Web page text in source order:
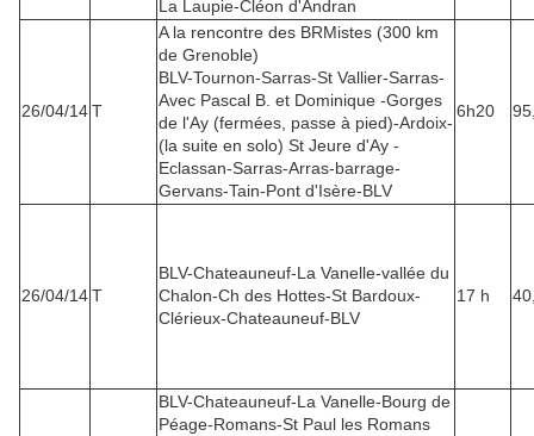
La Laupie-Cléon d'Andran
26/04/14T
A la rencontre des BRMistes (300 km
de Grenoble)
BLV-Tournon-Sarras-St Vallier-Sarras-
Avec Pascal B. et Dominique -Gorges
de l'Ay (fermées, passe à pied)-Ardoix-
(la suite en solo) St Jeure d'Ay -
Eclassan-Sarras-Arras-barrage-
Gervans-Tain-Pont d'Isère-BLV
6h20
26/04/14T
BLV-Chateauneuf-La Vanelle-vallée du
Chalon-Ch des Hottes-St Bardoux-
Clérieux-Chateauneuf-BLV
17 h
BLV-Chateauneuf-La Vanelle-Bourg de
Péage-Romans-St Paul les Romans